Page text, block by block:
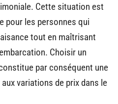
Cette situation est
pour les personnes qui
tout en maîtrisant
Choisir un
par conséquent une
variations de prix dans le